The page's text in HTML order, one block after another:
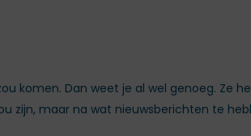
komen. Dan weet je al wel genoeg. Ze
zijn, maar na wat nieuwsberichten te